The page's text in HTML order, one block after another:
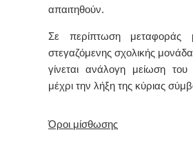
απαιτηθούν.
Σε περίπτωση μεταφοράς
στεγαζόμενης σχολικής
γίνεται ανάλογη μείωση του
μέχρι την λήξη της κύριας
Όροι μίσθωσης